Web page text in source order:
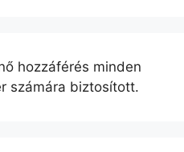
hozzáférés minden
számára biztosított.